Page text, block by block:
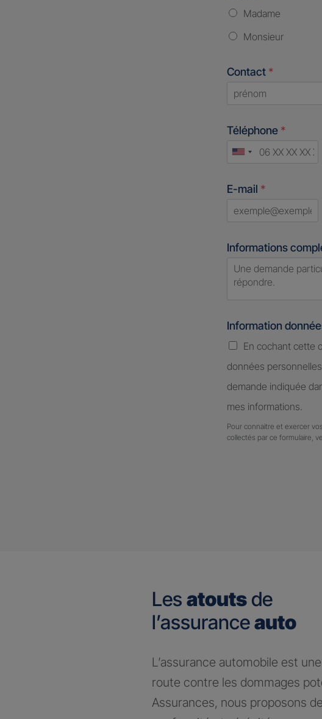
Madame
Monsieur
Contact *
Téléphone *
United
E-mail *
Informations
Information
En cochant cette
données
demande indiquée
mes informations.
Pour connaitre et exercer
collectés par ce formulaire,
Les atoutsde
l’assuranceauto
​L’assurance automobile est
route contre les dommages
Assurances, nous proposons